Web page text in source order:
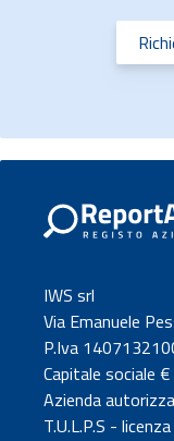
IWS srl
Via Emanuele
P.Iva
Capitale sociale
Azienda
T.U.L.P.S -